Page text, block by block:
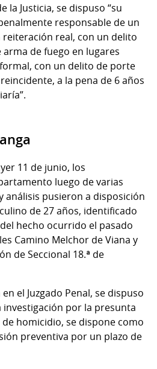
la Justicia, se dispuso “su
responsable de un
real, con un delito
de fuego en lugares
con un delito de porte
a la pena de 6 años
11 de junio, los
luego de varias
análisis pusieron a disposición
de 27 años, identificado
hecho ocurrido el pasado
Camino Melchor de Viana y
de Seccional 18.ª de
el Juzgado Penal, se dispuso
investigación por la presunta
homicidio, se dispone como
preventiva por un plazo de